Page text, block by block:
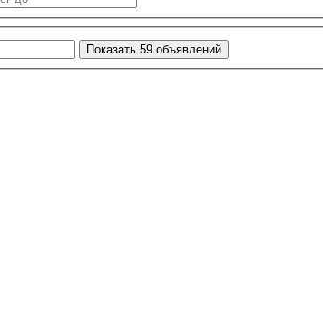
Показать 59 объявлений